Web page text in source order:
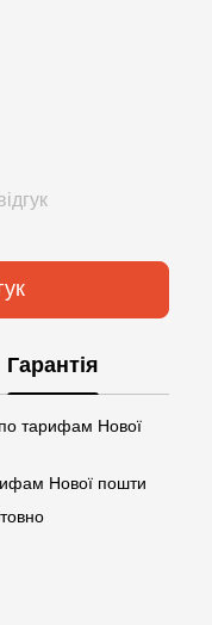
Гарантія
тарифам Нової
Нової пошти